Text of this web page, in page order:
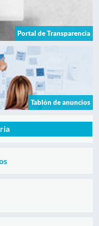
Portal de Transparencia
Tablón de anuncios